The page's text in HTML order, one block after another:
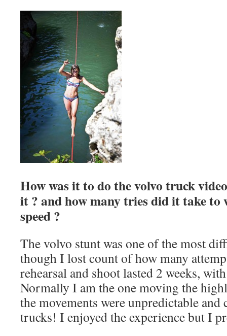
How was it to do the volvo truck
it ? and how many tries did it take
speed ?
The volvo stunt was one of the most
though I lost count of how many
rehearsal and shoot lasted 2 weeks,
Normally I am the one moving the
the movements were unpredictable
trucks! I enjoyed the experience but I